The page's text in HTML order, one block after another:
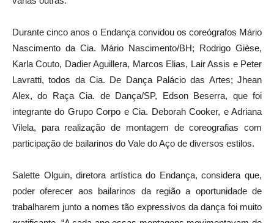
Nascimento da Cia. Mário Nascimento/BH; Rodrigo Gièse,
Karla Couto, Dadier Aguillera, Marcos Elias, Lair Assis e Peter
Lavratti, todos da Cia. De Dança Palácio das Artes; Jhean
Alex, do Raça Cia. de Dança/SP, Edson Beserra, que foi
integrante do Grupo Corpo e Cia. Deborah Cooker, e Adriana
Vilela, para realização de montagem de coreografias com
participação de bailarinos do Vale do Aço de diversos estilos.
poder oferecer aos bailarinos da região a oportunidade de
trabalharem junto a nomes tão expressivos da dança foi muito
gratificante. “A cada ano essas montagens movimentavam de